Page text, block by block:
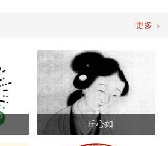
更多
丘心如